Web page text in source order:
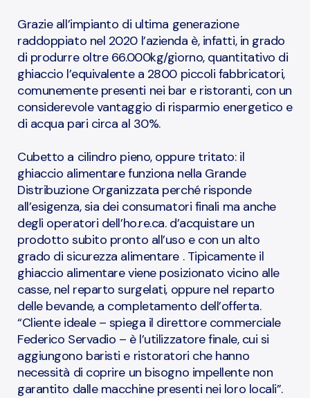
Grazie all’impianto di ultima generazione
raddoppiato nel 2020 l’azienda è, infatti, in grado
di produrre oltre 66.000kg/giorno, quantitativo di
ghiaccio l’equivalente a 2800 piccoli fabbricatori,
comunemente presenti nei bar e ristoranti, con un
considerevole vantaggio di risparmio energetico e
di acqua pari circa al 30%.
Cubetto a cilindro pieno, oppure tritato: il
ghiaccio alimentare funziona nella Grande
Distribuzione Organizzata perché risponde
all’esigenza, sia dei consumatori finali ma anche
degli operatori dell’ho.re.ca. d’acquistare un
prodotto subito pronto all’uso e con un alto
grado di sicurezza alimentare . Tipicamente il
ghiaccio alimentare viene posizionato vicino alle
casse, nel reparto surgelati, oppure nel reparto
delle bevande, a completamento dell’offerta.
“Cliente ideale – spiega il direttore commerciale
Federico Servadio – è l’utilizzatore finale, cui si
aggiungono baristi e ristoratori che hanno
necessità di coprire un bisogno impellente non
garantito dalle macchine presenti nei loro locali”.